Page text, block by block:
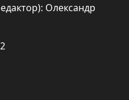
Олександр